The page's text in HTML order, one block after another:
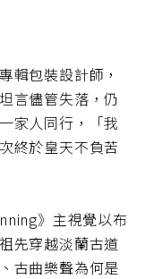
輯包裝設計師，
言儘管失落，仍
家人同行，「我
終於皇天不負苦
》主視覺以布
先穿越淡蘭古道
古曲樂聲為何是